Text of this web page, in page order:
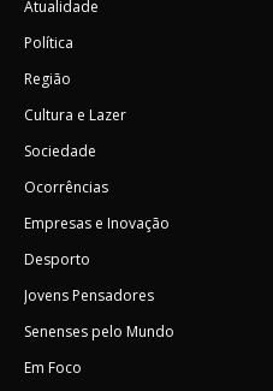
Atualidade
Política
Região
Cultura e Lazer
Sociedade
Ocorrências
Empresas e Inovação
Desporto
Jovens Pensadores
Senenses pelo Mundo
Em Foco